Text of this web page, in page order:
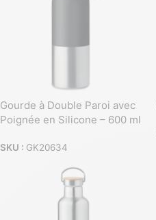
Gourde à Double Paroi avec
Poignée en Silicone – 600 ml
SKU : GK20634